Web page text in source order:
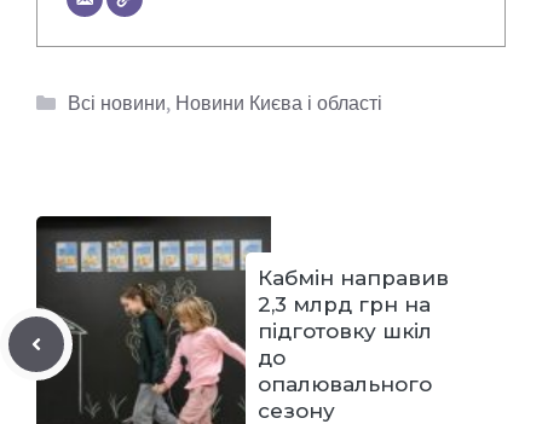
Категорії
Всі новини, Новини Києва і області
Кабмін направив
2,3 млрд грн на
підготовку шкіл
до
опалювального
сезону